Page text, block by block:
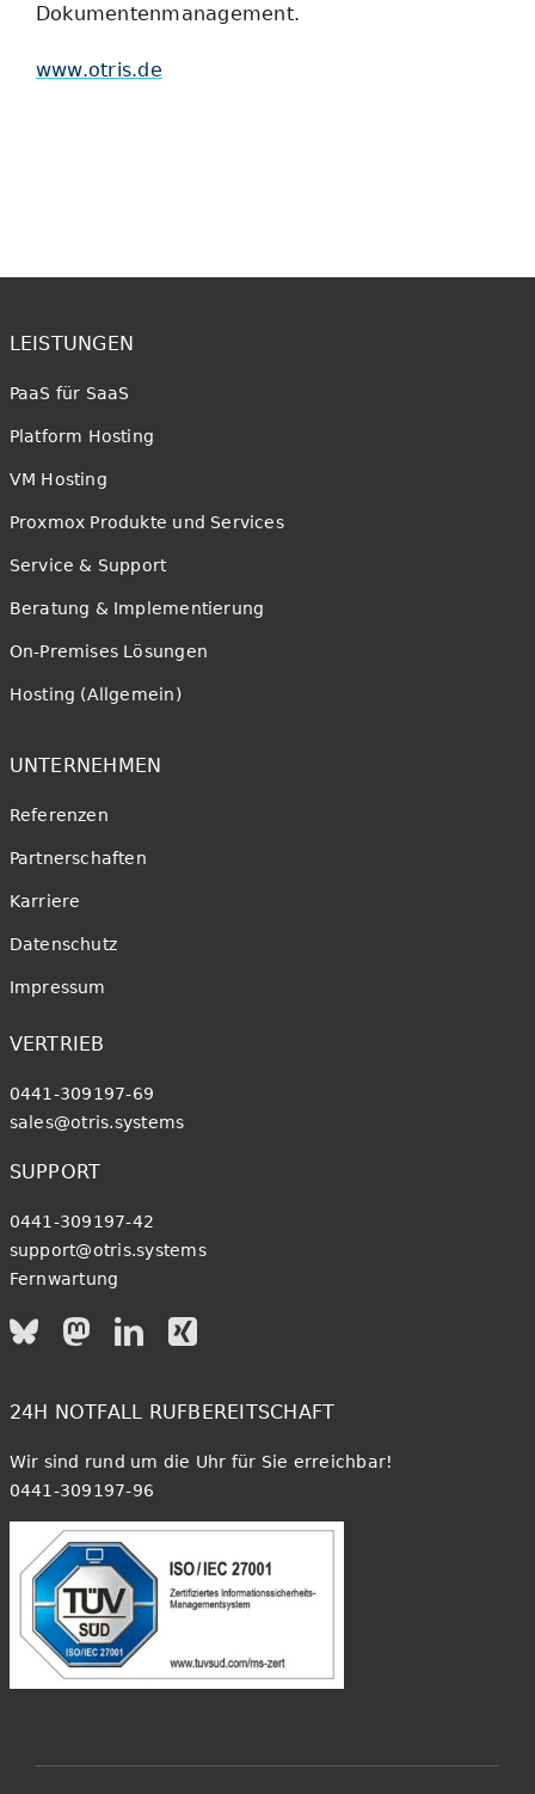
Dokumentenmanagement.
www.otris.de
LEISTUNGEN
PaaS für SaaS
Platform Hosting
VM Hosting
Proxmox Produkte und Services
Service & Support
Beratung & Implementierung
On-Premises Lösungen
Hosting (Allgemein)
UNTERNEHMEN
Referenzen
Partnerschaften
Karriere
Datenschutz
Impressum
VERTRIEB
0441-309197-69
sales@otris.systems
SUPPORT
0441-309197-42
support@otris.systems
Fernwartung
24H NOTFALL RUFBEREITSCHAFT
Wir sind rund um die Uhr für Sie erreichbar!
0441-309197-96